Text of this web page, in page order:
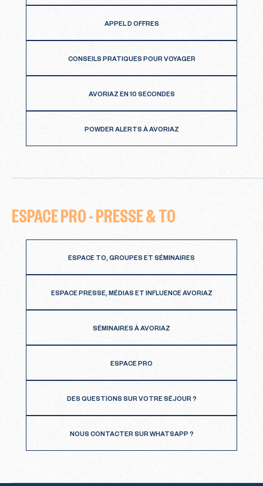
ESPACE PRO - PRESSE & TO
ESPACE TO, GROUPES ET SÉMINAIRES
ESPACE PRESSE, MÉDIAS ET INFLUENCE AVORIAZ
SÉMINAIRES À AVORIAZ
ESPACE PRO
DES QUESTIONS SUR VOTRE SÉJOUR ?
NOUS CONTACTER SUR WHATSAPP ?
APPEL D OFFRES
CONSEILS PRATIQUES POUR VOYAGER
AVORIAZ EN 10 SECONDES
POWDER ALERTS À AVORIAZ